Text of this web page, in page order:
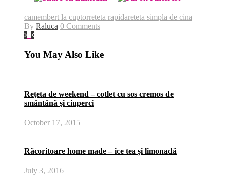
camembert la cuptorreteta rapidareteta simpla de cina
By Raluca 0 Comments
You May Also Like
Reţeta de weekend – cotlet cu sos cremos de
smântână şi ciuperci
October 17, 2015
Răcoritoare home made – ice tea și limonadă
July 3, 2016